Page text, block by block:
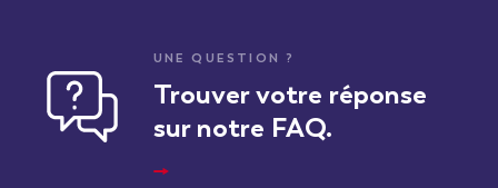
UNE QUESTION ?
Trouver votre réponse
sur notre FAQ.